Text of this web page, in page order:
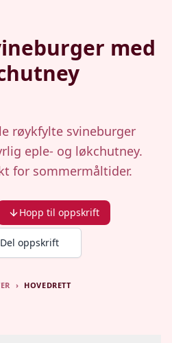
med
røykfylte svineburger
eple- og løkchutney.
for sommermåltider.
Hopp til oppskrift
Del oppskrift
› HOVEDRETT